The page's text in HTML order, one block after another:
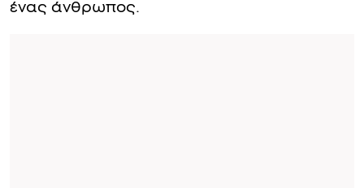
ένας άνθρωπος.